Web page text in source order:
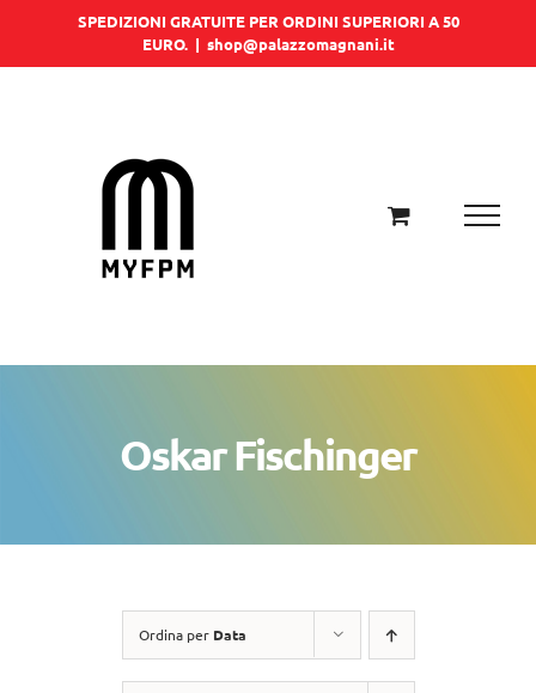
SPEDIZIONI GRATUITE PER ORDINI SUPERIORI A 50
EURO. | shop@palazzomagnani.it
Oskar Fischinger
Ordina per Data